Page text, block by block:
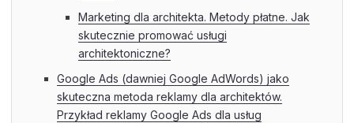
Marketing dla architekta. Metody płatne. Jak
skutecznie promować usługi
architektoniczne?
Google Ads (dawniej Google AdWords) jako
skuteczna metoda reklamy dla architektów.
Przykład reklamy Google Ads dla usług